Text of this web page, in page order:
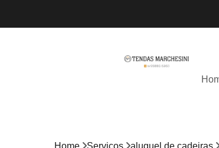
Home Serviços aluguel de cadeiras